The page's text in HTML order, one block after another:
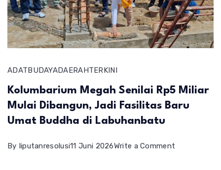
ADATBUDAYADAERAHTERKINI
Kolumbarium Megah Senilai Rp5 Miliar
Mulai Dibangun, Jadi Fasilitas Baru
Umat Buddha di Labuhanbatu
By liputanresolusi11 Juni 2026Write a Comment